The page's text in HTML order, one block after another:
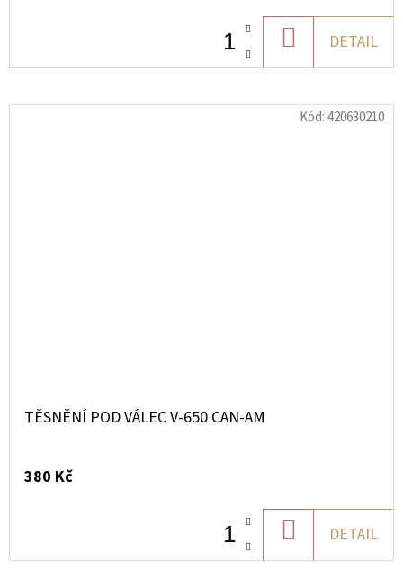
KOŠÍKU
DETAIL
TĚSNĚNÍ POD VÁLEC V-650 CAN-AM
380 Kč
KOŠÍKU
DETAIL
Kód:420630210